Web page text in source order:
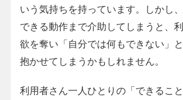
いう気持ちを持っています。しかし
できる動作まで介助してしまうと、
欲を奪い「自分では何もできない」
抱かせてしまうかもしれません。
利用者さん一人ひとりの「できるこ